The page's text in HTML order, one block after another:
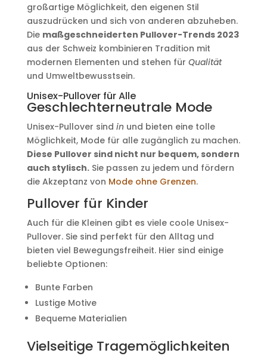
großartige Möglichkeit, den eigenen Stil
auszudrücken und sich von anderen abzuheben.
Die maßgeschneiderten Pullover-Trends 2023
aus der Schweiz kombinieren Tradition mit
modernen Elementen und stehen für Qualität
und Umweltbewusstsein.
Unisex-Pullover für Alle
Geschlechterneutrale Mode
Unisex-Pullover sind inund bieten eine tolle
Möglichkeit, Mode für alle zugänglich zu machen.
Diese Pullover sind nicht nur bequem, sondern
auch stylisch.Sie passen zu jedem und fördern
die Akzeptanz von Mode ohne Grenzen.
Pullover für Kinder
Auch für die Kleinen gibt es viele coole Unisex-
Pullover. Sie sind perfekt für den Alltag und
bieten viel Bewegungsfreiheit. Hier sind einige
beliebte Optionen:
Bunte Farben
Lustige Motive
Bequeme Materialien
Vielseitige Tragemöglichkeiten